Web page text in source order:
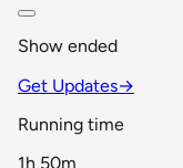
Show ended
Get Updates→
Running time
1h 50m